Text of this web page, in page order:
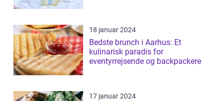
18 januar 2024
Bedste brunch i Aarhus: Et
kulinarisk paradis for
eventyrrejsende og backpackere
17 januar 2024